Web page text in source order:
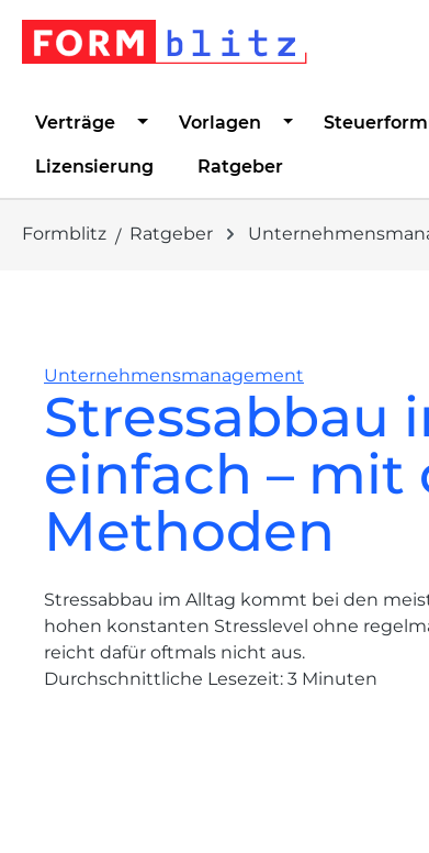
Zur Hauptnavigation springen
Verträge Vorlagen
Lizensierung Ratgeber
Formblitz Ratgeber
Unternehmensmanagement
Stressabbau
einfach – mit
Methoden
Stressabbau im Alltag kommt bei den
hohen konstanten Stresslevel ohne
reicht dafür oftmals nicht aus.
Durchschnittliche Lesezeit: 3 Minuten